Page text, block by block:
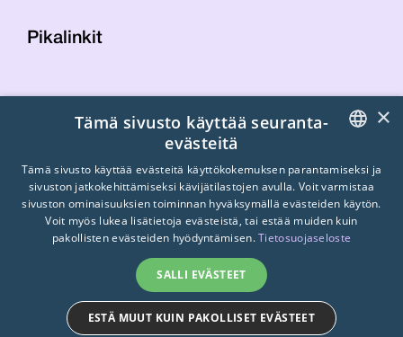
Pikalinkit
Laskutustiedot
Tietosuojaseloste
Turvallisemman tilan periaatteet
© 2026 STTK. Made with ❤ byAvoin.Systems
FINNISH
SWEDISH
×
Tämä sivusto käyttää seuranta-
evästeitä
Tämä sivusto käyttää evästeitä käyttökokemuksen parantamiseksi ja
sivuston jatkokehittämiseksi kävijätilastojen avulla. Voit varmistaa
sivuston ominaisuuksien toiminnan hyväksymällä evästeiden käytön.
Voit myös lukea lisätietoja evästeistä, tai estää muiden kuin
pakollisten evästeiden hyödyntämisen.Tietosuojaseloste
SALLI EVÄSTEET
ESTÄ MUUT KUIN PAKOLLISET EVÄSTEET